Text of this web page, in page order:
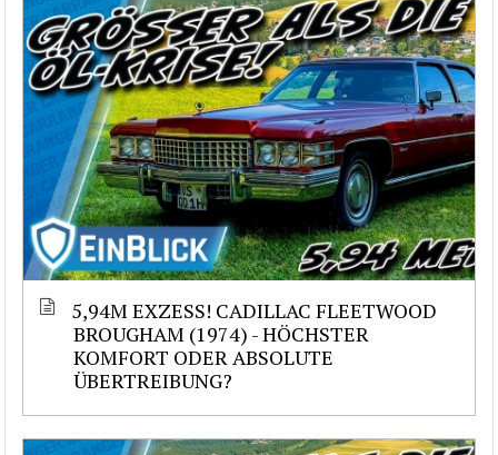
5,94M EXZESS! CADILLAC FLEETWOOD
BROUGHAM (1974) - HÖCHSTER
KOMFORT ODER ABSOLUTE
ÜBERTREIBUNG?